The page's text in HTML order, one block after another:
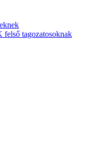
tagozatosoknak